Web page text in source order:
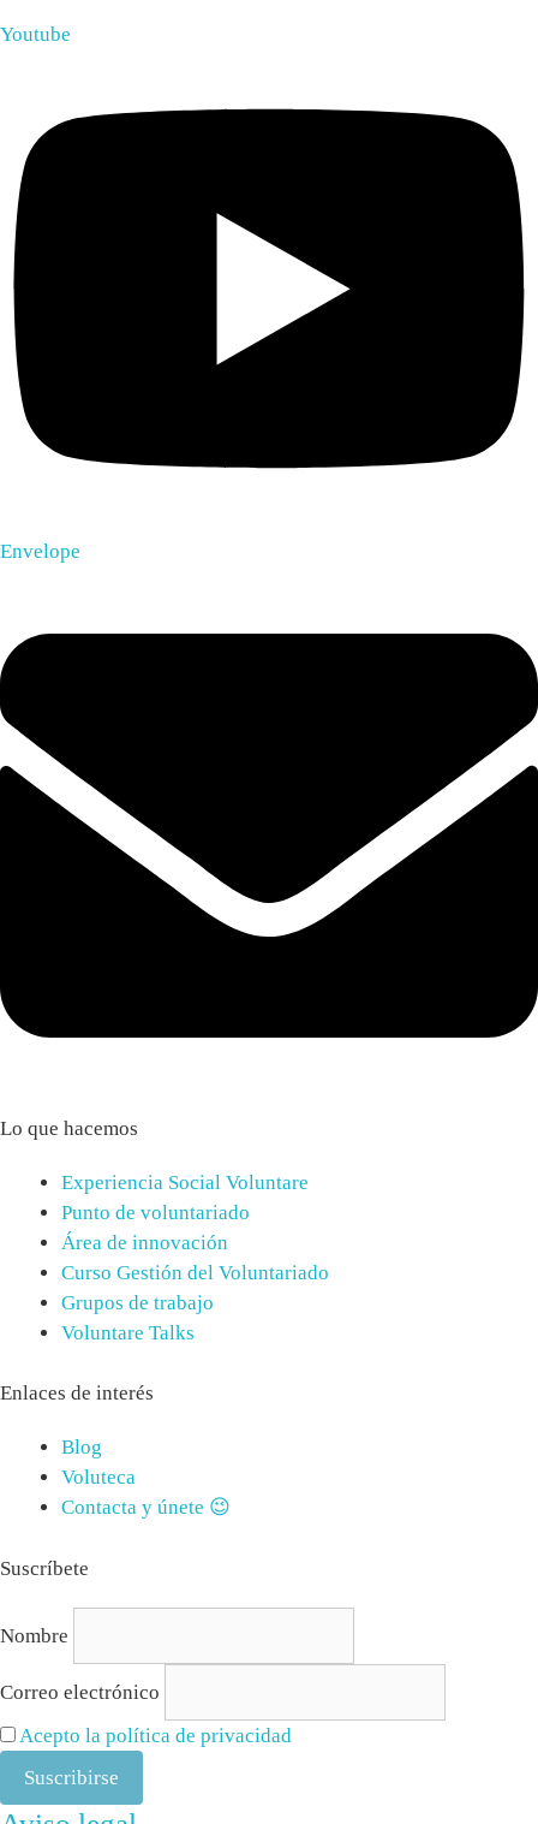
Youtube
Envelope
Lo que hacemos
Experiencia Social Voluntare
Punto de voluntariado
Área de innovación
Curso Gestión del Voluntariado
Grupos de trabajo
Voluntare Talks
Enlaces de interés
Blog
Voluteca
Contacta y únete 😉
Suscríbete
Nombre
Correo electrónico
Acepto la política de privacidad